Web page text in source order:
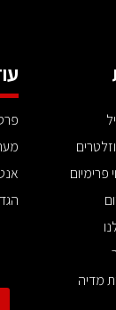
פרימיום
מדיה